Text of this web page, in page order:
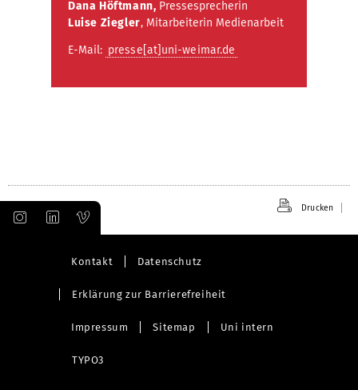
Dana Höftmann, Pressesprecherin
Luise Ziegler, Mitarbeiterin Medienarbeit
E-Mail: presse[at]uni-weimar.de
Drucken
Kontakt Datenschutz
Erklärung zur Barrierefreiheit
Impressum Sitemap Uni intern
TYPO3